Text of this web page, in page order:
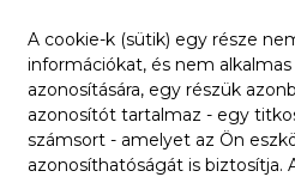
A cookie-k (sütik) egy része
információkat, és nem
azonosítására, egy részük
azonosítót tartalmaz - egy
számsort - amelyet az Ön
azonosíthatóságát is biztosítja.